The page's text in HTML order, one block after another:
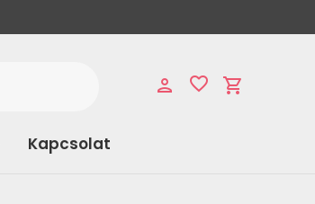
Kapcsolat
person favorite_border shopping_cart